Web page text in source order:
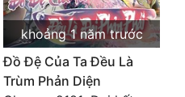
khoảng 1 năm trước
Đồ Đệ Của Ta Đều Là
Trùm Phản Diện